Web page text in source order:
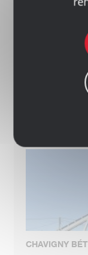
CAP
CHAVIGNY